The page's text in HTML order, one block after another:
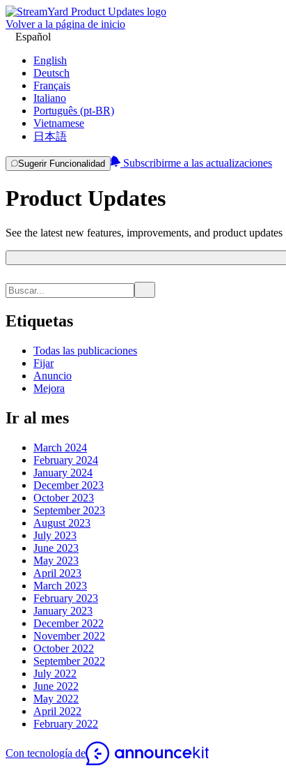
Volver a la página de inicio
Español
English
Deutsch
Français
Italiano
Português (pt-BR)
Vietnamese
日本語
Sugerir Funcionalidad Subscribirme a las actualizaciones
Product Updates
See the latest new features, improvements, and product updates
Etiquetas
Todas las publicaciones
Fijar
Anuncio
Mejora
Ir al mes
March 2024
February 2024
January 2024
December 2023
October 2023
September 2023
August 2023
July 2023
June 2023
May 2023
April 2023
March 2023
February 2023
January 2023
December 2022
November 2022
October 2022
September 2022
July 2022
June 2022
May 2022
April 2022
February 2022
Con tecnología de